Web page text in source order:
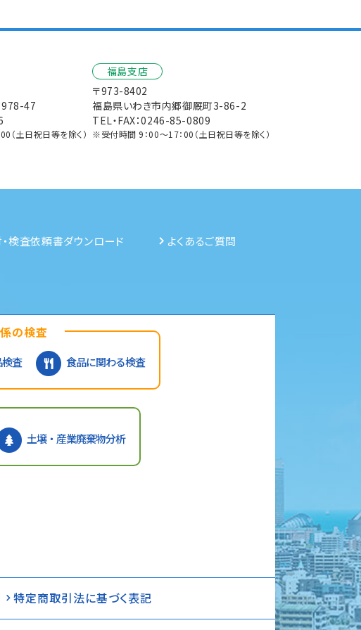
47
（土日祝日等を除く）
福島支店
〒973-8402
福島県いわき市内郷御厩町3-86-2
TEL・FAX：0246-85-0809
※受付時間 9：00～17：00（土日祝日等を除く）
検査依頼書ダウンロード
よくあるご質問
の検査
査 食品に関わる検査
土壌・産業廃棄物分析
特定商取引法に基づく表記